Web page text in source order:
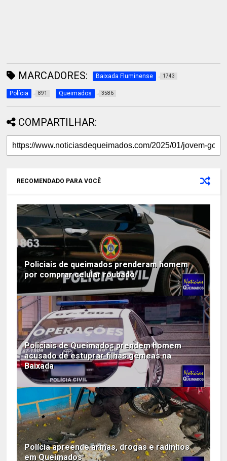
MARCADORES: Baixada Fluminense 1743
Polícia 891 Queimados 3586
COMPARTILHAR:
RECOMENDADO PARA VOCÊ
Policiais de queimados prenderam homem
por comprar celular roubado
Policiais de Queimados prendem homem
acusado de estuprar filhas gêmeas na
Baixada
Polícia apreende armas, drogas e radinhos
em Queimados